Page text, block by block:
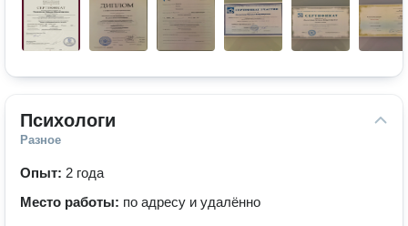
Психологи
Разное
Опыт: 2 года
Место работы: по адресу и удалённо